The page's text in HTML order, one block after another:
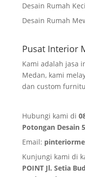
Desain Rumah
Desain Rumah
Pusat Interior
Kami adalah jasa
Medan, kami
dan custom
Hubungi kami di
Potongan Desain
Email:
Kunjungi kami di
POINT Jl. Setia